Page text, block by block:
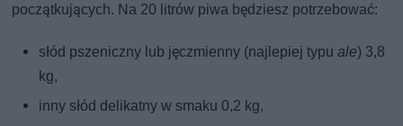
początkujących. Na 20 litrów piwa będziesz potrzebować:
słód pszeniczny lub jęczmienny (najlepiej typuale) 3,8
kg,
inny słód delikatny w smaku 0,2 kg,